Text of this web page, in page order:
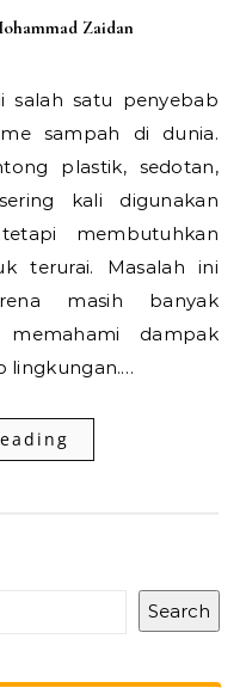
Zaidan
sampah di dunia.
plastik, sedotan,
kali digunakan
membutuhkan
terurai. Masalah ini
masih banyak
dampak
lingkungan.…
Search